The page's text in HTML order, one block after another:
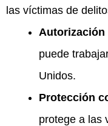
las víctimas de
Autorización
puede
Unidos.
Protección
protege a las